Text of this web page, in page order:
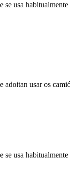
usa
usar os
usa